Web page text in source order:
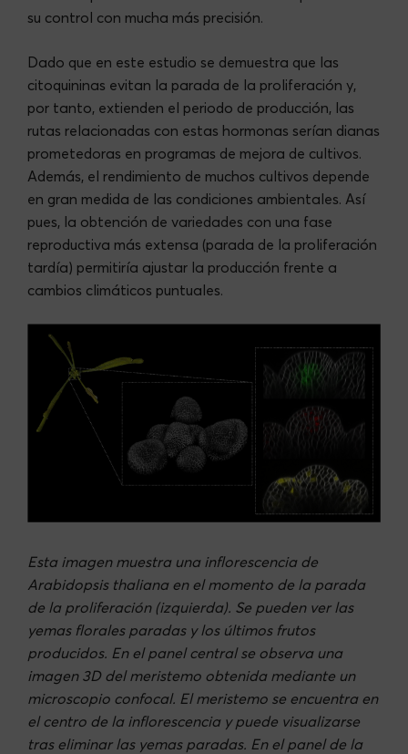
su control con mucha más precisión.
Dado que en este estudio se demuestra que las
citoquininas evitan la parada de la proliferación y,
por tanto, extienden el periodo de producción, las
rutas relacionadas con estas hormonas serían dianas
prometedoras en programas de mejora de cultivos.
Además, el rendimiento de muchos cultivos depende
en gran medida de las condiciones ambientales. Así
pues, la obtención de variedades con una fase
reproductiva más extensa (parada de la proliferación
tardía) permitiría ajustar la producción frente a
cambios climáticos puntuales.
Esta imagen muestra una inflorescencia de
Arabidopsis thaliana en el momento de la parada
de la proliferación (izquierda). Se pueden ver las
yemas florales paradas y los últimos frutos
producidos. En el panel central se observa una
imagen 3D del meristemo obtenida mediante un
microscopio confocal. El meristemo se encuentra en
el centro de la inflorescencia y puede visualizarse
tras eliminar las yemas paradas. En el panel de la